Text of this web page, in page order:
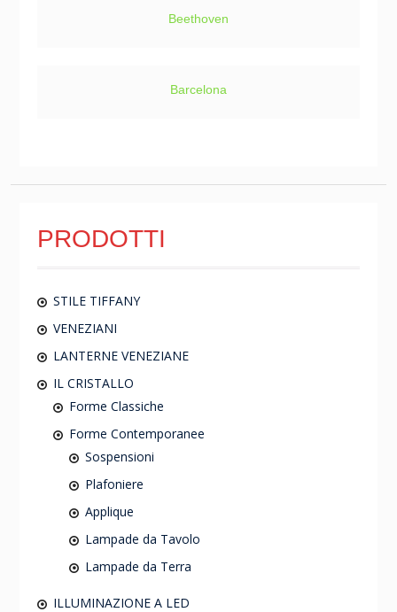
Beethoven
Barcelona
PRODOTTI
STILE TIFFANY
VENEZIANI
LANTERNE VENEZIANE
IL CRISTALLO
Forme Classiche
Forme Contemporanee
Sospensioni
Plafoniere
Applique
Lampade da Tavolo
Lampade da Terra
ILLUMINAZIONE A LED